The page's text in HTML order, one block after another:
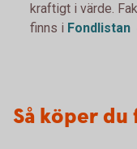
kraftigt i värde.
finns i Fondlistan
Så köper